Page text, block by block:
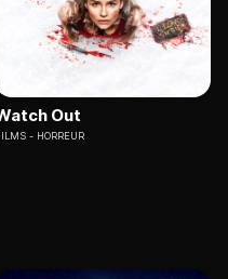
Out
HORREUR